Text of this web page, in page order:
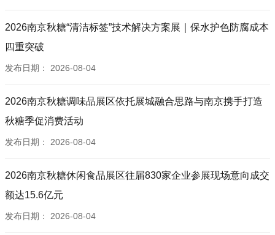
2026南京秋糖“清洁标签”技术解决方案展｜保水护色防腐成本
四重突破
发布日期： 2026-08-04
2026南京秋糖调味品展区依托展城融合思路与南京携手打造
秋糖季促消费活动
发布日期： 2026-08-04
2026南京秋糖休闲食品展区往届830家企业参展现场意向成交
额达15.6亿元
发布日期： 2026-08-04